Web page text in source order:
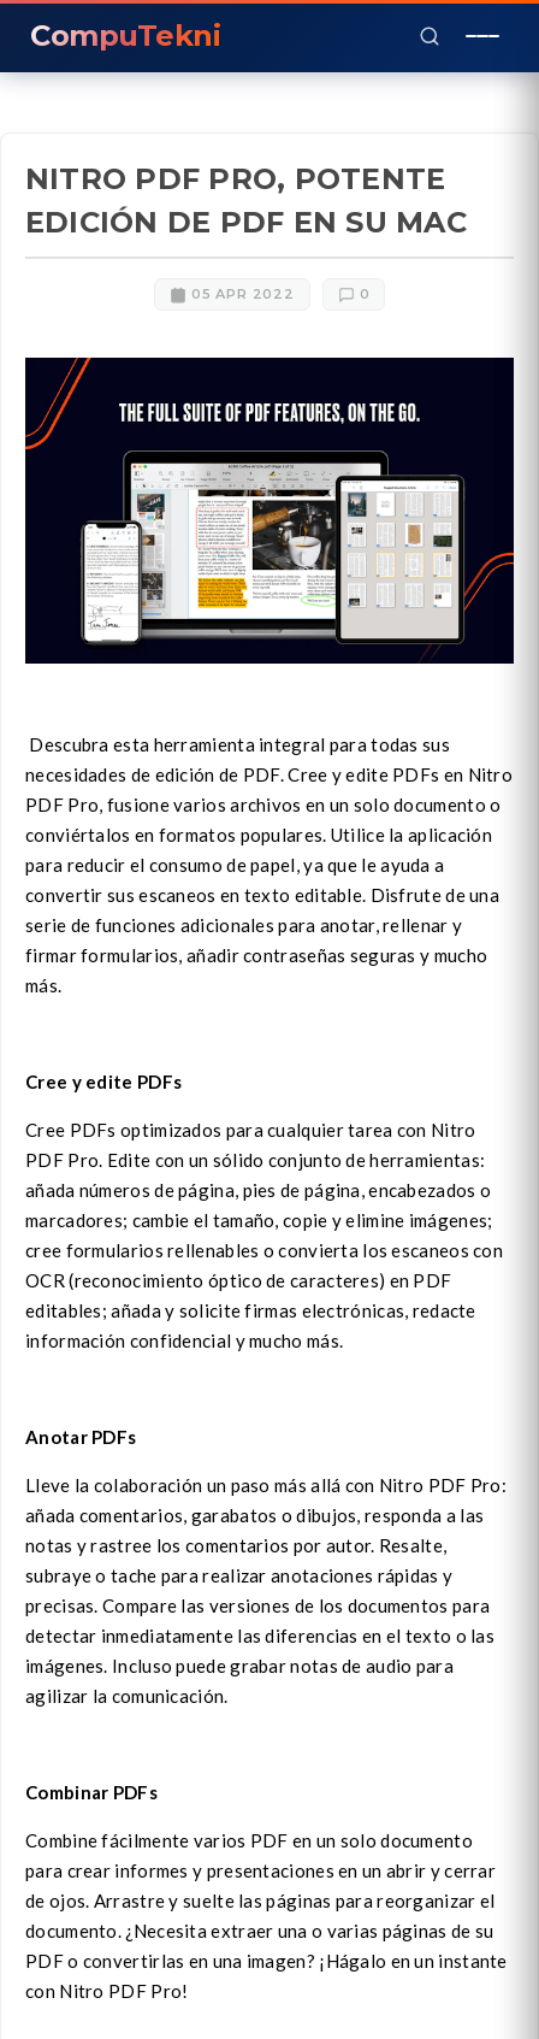
CompuTekni
NITRO PDF PRO, POTENTE
EDICIÓN DE PDF EN SU MAC
05 APR 2022 0
Descubra esta herramienta integral para todas sus
necesidades de edición de PDF. Cree y edite PDFs en Nitro
PDF Pro, fusione varios archivos en un solo documento o
conviértalos en formatos populares. Utilice la aplicación
para reducir el consumo de papel, ya que le ayuda a
convertir sus escaneos en texto editable. Disfrute de una
serie de funciones adicionales para anotar, rellenar y
firmar formularios, añadir contraseñas seguras y mucho
más.
Cree y edite PDFs
Cree PDFs optimizados para cualquier tarea con Nitro
PDF Pro. Edite con un sólido conjunto de herramientas:
añada números de página, pies de página, encabezados o
marcadores; cambie el tamaño, copie y elimine imágenes;
cree formularios rellenables o convierta los escaneos con
OCR (reconocimiento óptico de caracteres) en PDF
editables; añada y solicite firmas electrónicas, redacte
información confidencial y mucho más.
Anotar PDFs
Lleve la colaboración un paso más allá con Nitro PDF Pro:
añada comentarios, garabatos o dibujos, responda a las
notas y rastree los comentarios por autor. Resalte,
subraye o tache para realizar anotaciones rápidas y
precisas. Compare las versiones de los documentos para
detectar inmediatamente las diferencias en el texto o las
imágenes. Incluso puede grabar notas de audio para
agilizar la comunicación.
Combinar PDFs
Combine fácilmente varios PDF en un solo documento
para crear informes y presentaciones en un abrir y cerrar
de ojos. Arrastre y suelte las páginas para reorganizar el
documento. ¿Necesita extraer una o varias páginas de su
PDF o convertirlas en una imagen? ¡Hágalo en un instante
con Nitro PDF Pro!